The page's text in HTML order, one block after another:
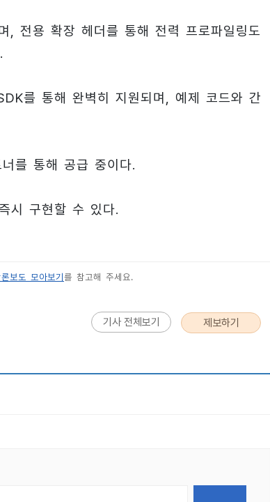
, 전용 확장 헤더를 통해 전력 프로파일링도
를 통해 완벽히 지원되며, 예제 코드와 간
를 통해 공급 중이다.
시 구현할 수 있다.
론보도 모아보기 를 참고해 주세요.
기사 전체보기 제보하기